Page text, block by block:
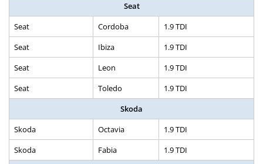
Seat
Seat
Cordoba
1.9 TDI
Seat
Ibiza
1.9 TDI
Seat
Leon
1.9 TDI
Seat
Toledo
1.9 TDI
Skoda
Skoda
Octavia
1.9 TDI
Skoda
Fabia 1.9 TDI